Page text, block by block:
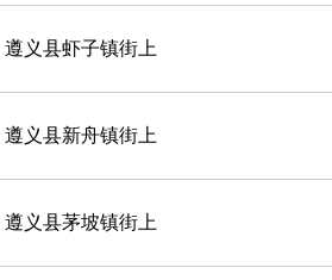
遵义县虾子镇街上
遵义县新舟镇街上
遵义县茅坡镇街上